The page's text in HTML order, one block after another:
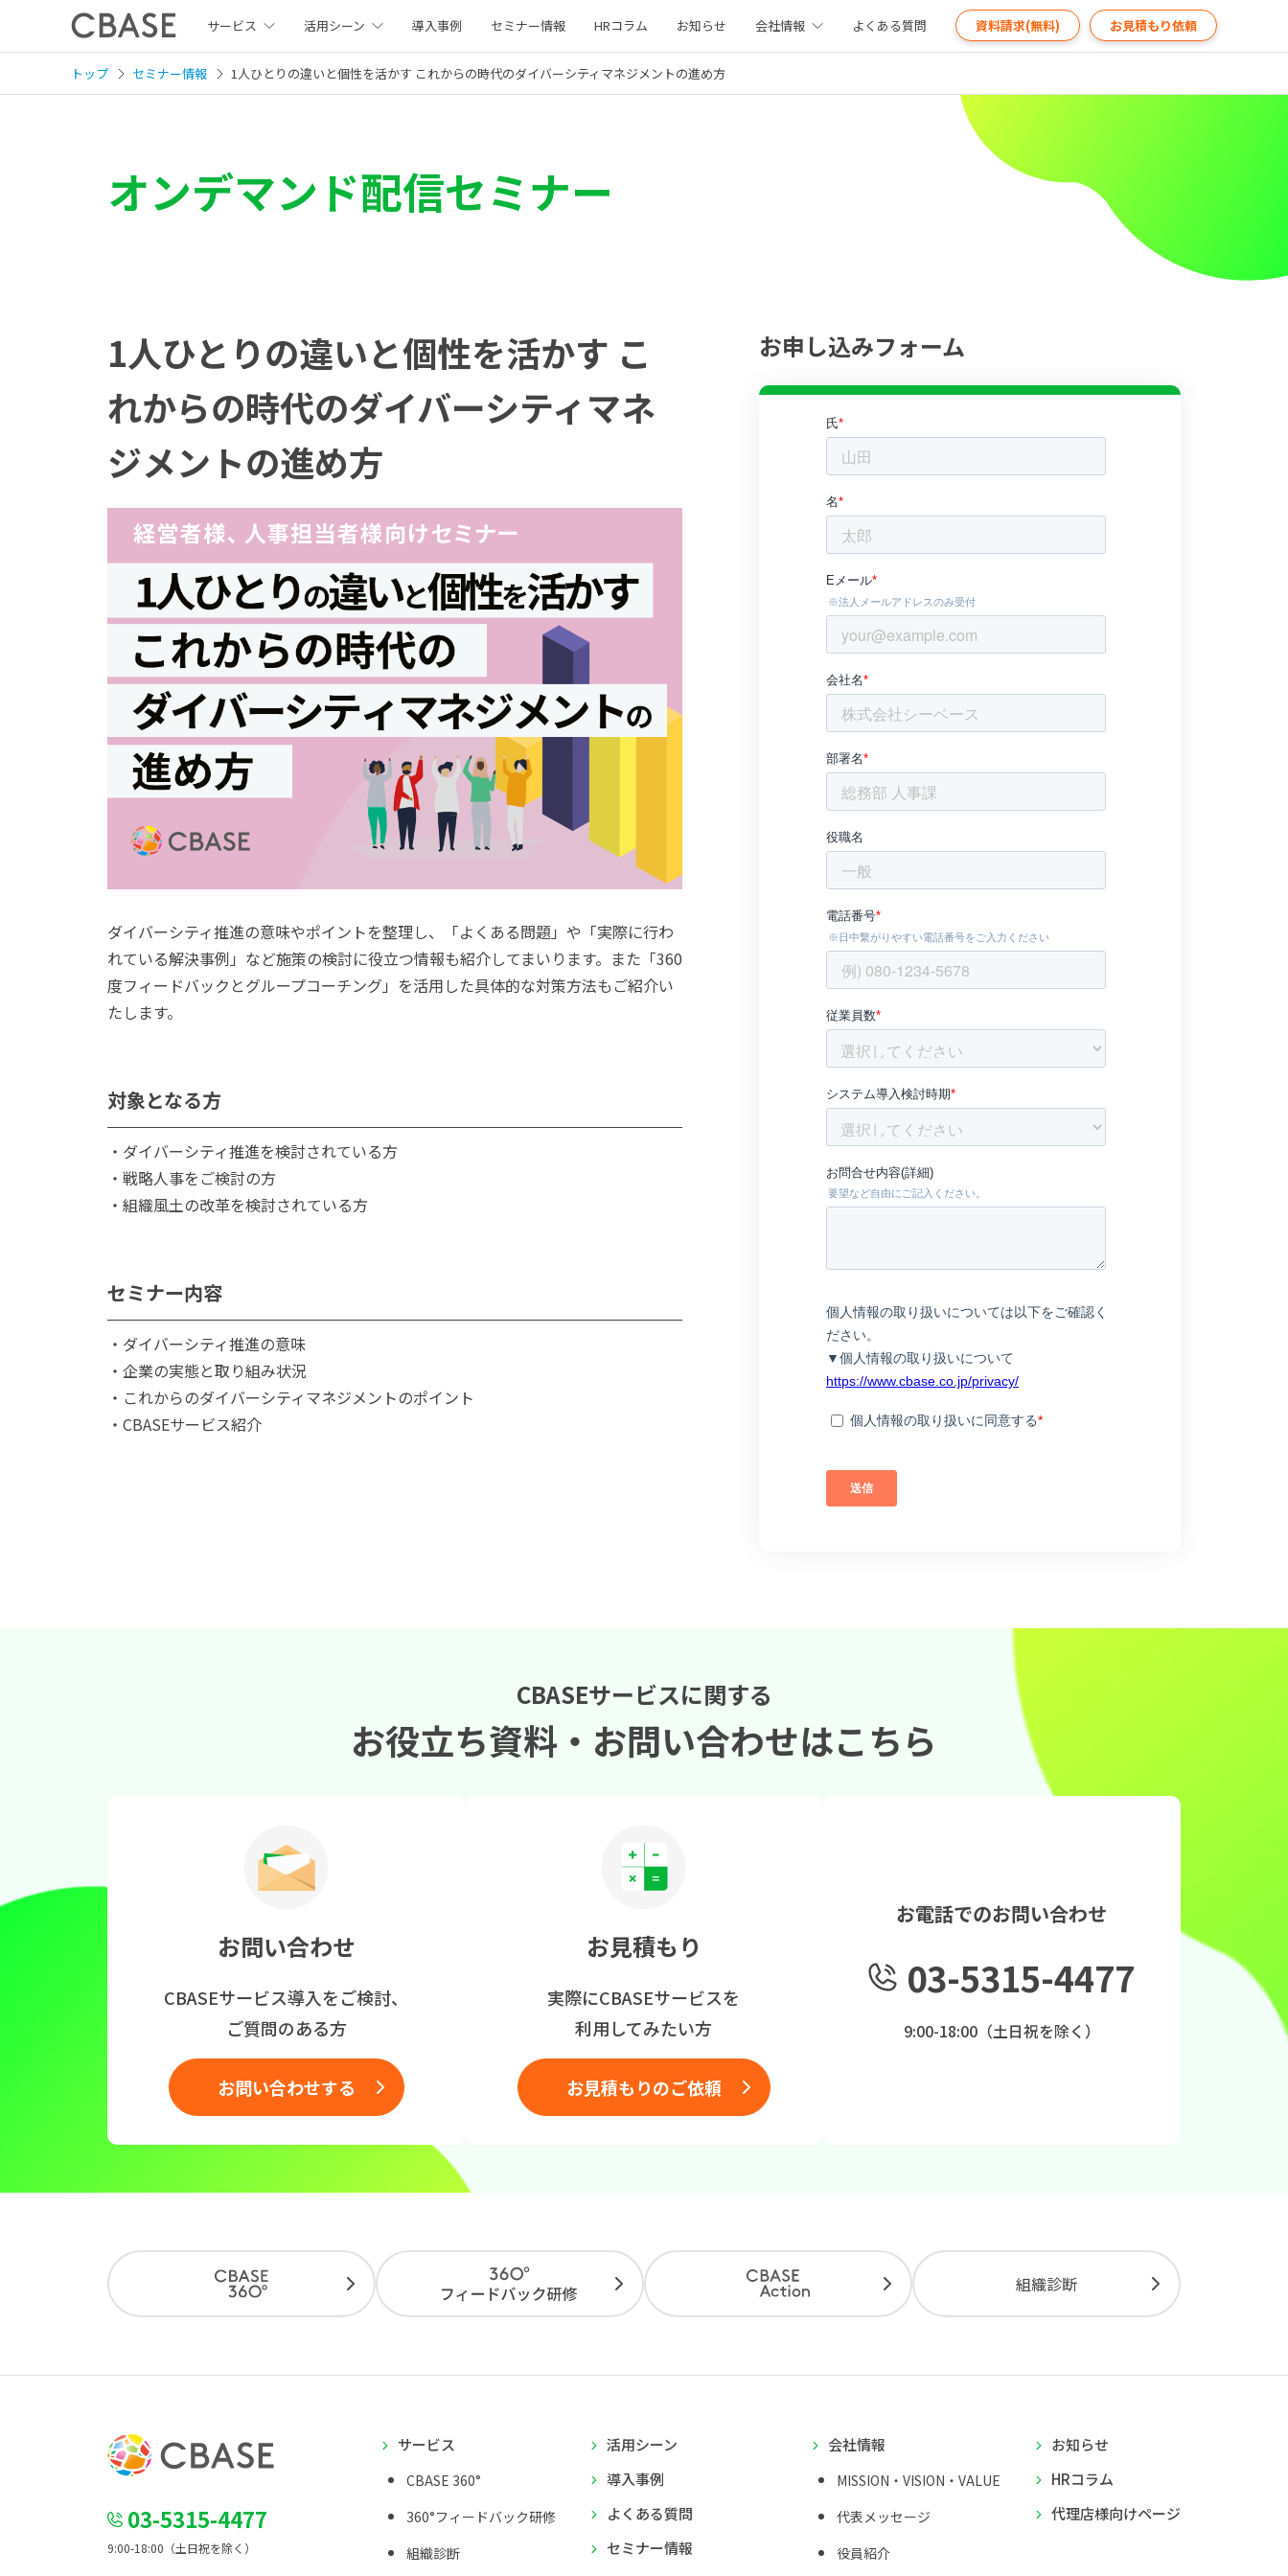
サービス 活用シーン 導入事例 セミナー情報 HRコラム お知らせ 会社情報 よくある質問 資料請求(無料) お見積もり依頼
トップ セミナー情報 1人ひとりの違いと個性を活かす これからの時代のダイバーシティマネジメントの進め方
オンデマンド配信セミナー
1人ひとりの違いと個性を活かす こ
れからの時代のダイバーシティマネ
ジメントの進め方
ダイバーシティ推進の意味やポイントを整理し、「よくある問題」や「実際に行わ
れている解決事例」など施策の検討に役立つ情報も紹介してまいります。また「360
度フィードバックとグループコーチング」を活用した具体的な対策方法もご紹介い
たします。
対象となる方
・ダイバーシティ推進を検討されている方
・戦略人事をご検討の方
・組織風土の改革を検討されている方
セミナー内容
・ダイバーシティ推進の意味
・企業の実態と取り組み状況
・これからのダイバーシティマネジメントのポイント
・CBASEサービス紹介
お申し込みフォーム
CBASEサービスに関する
お役立ち資料・ お問い合わせはこちら
お問い合わせ
CBASEサービス導入をご検討、
ご質問のある方
お問い合わせする
お見積もり
実際にCBASEサービスを
利用してみたい方
お見積もりのご依頼
お電話でのお問い合わせ
03-5315-4477
9:00-18:00（土日祝を除く）
組織診断
サービス
CBASE 360°
360°フィードバック研修
組織診断
活用シーン
導入事例
よくある質問
セミナー情報
会社情報
MISSION・VISION・VALUE
代表メッセージ
役員紹介
お知らせ
HRコラム
代理店様向けページ
03-5315-4477
9:00-18:00（土日祝を除く）